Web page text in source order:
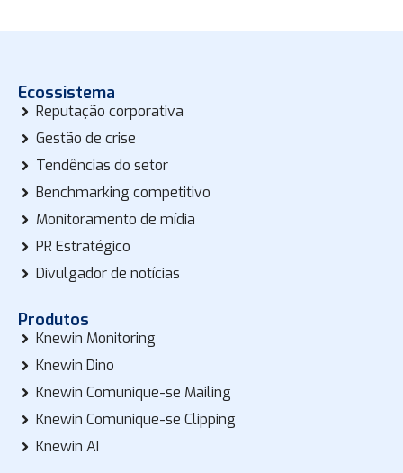
Ecossistema
Reputação corporativa
Gestão de crise
Tendências do setor
Benchmarking competitivo
Monitoramento de mídia
PR Estratégico
Divulgador de notícias
Produtos
Knewin Monitoring
Knewin Dino
Knewin Comunique-se Mailing
Knewin Comunique-se Clipping
Knewin AI